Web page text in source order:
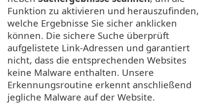
Funktion zu aktivieren und herauszufinden,
welche Ergebnisse Sie sicher anklicken
können. Die sichere Suche überprüft
aufgelistete Link-Adressen und garantiert
nicht, dass die entsprechenden Websites
keine Malware enthalten. Unsere
Erkennungsroutine erkennt anschließend
jegliche Malware auf der Website.